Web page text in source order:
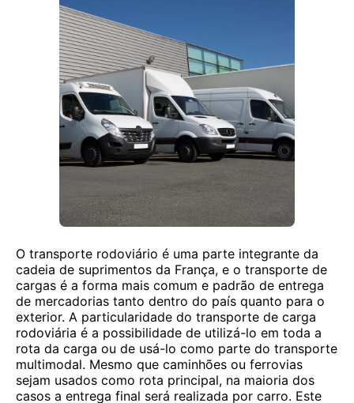
O transporte rodoviário é uma parte integrante da
cadeia de suprimentos da França, e o transporte de
cargas é a forma mais comum e padrão de entrega
de mercadorias tanto dentro do país quanto para o
exterior. A particularidade do transporte de carga
rodoviária é a possibilidade de utilizá-lo em toda a
rota da carga ou de usá-lo como parte do transporte
multimodal. Mesmo que caminhões ou ferrovias
sejam usados ​​como rota principal, na maioria dos
casos a entrega final será realizada por carro. Este